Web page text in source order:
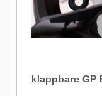
klappbare GP